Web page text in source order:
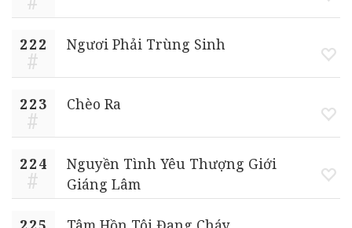
222 Ngươi Phải Trùng Sinh
223 Chèo Ra
224
Nguyền Tình Yêu Thượng Giới
Giáng Lâm